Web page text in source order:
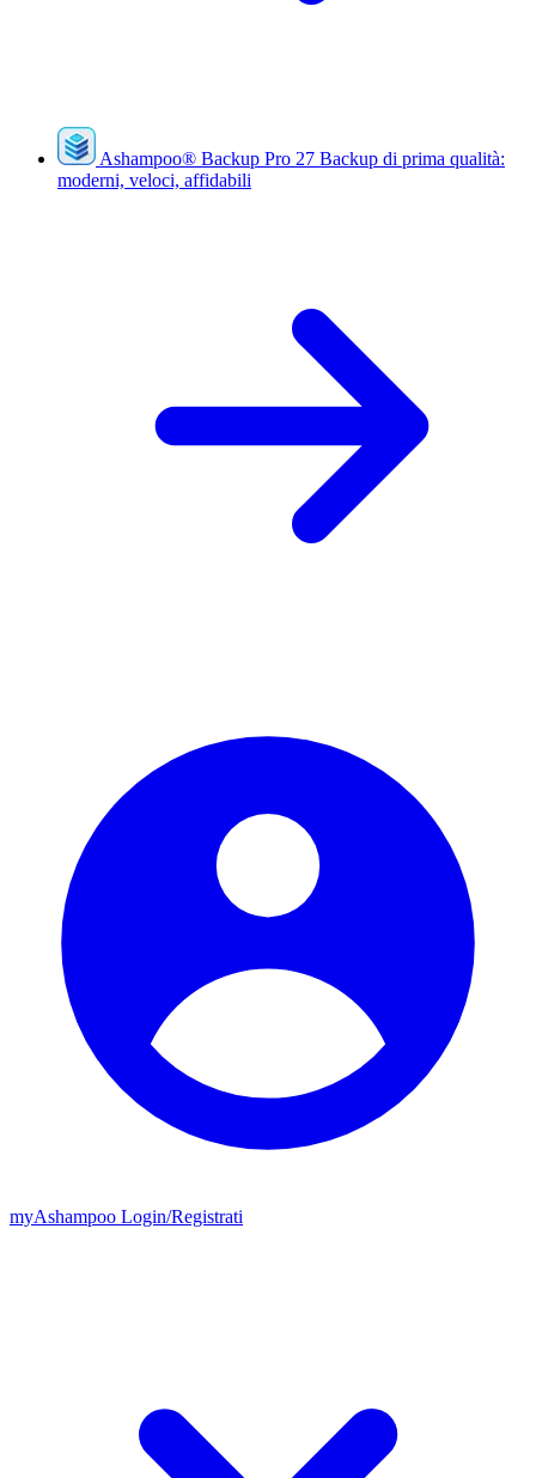
Ashampoo® Backup Pro 27 Backup di prima qualità:
moderni, veloci, affidabili
myAshampoo Login/Registrati